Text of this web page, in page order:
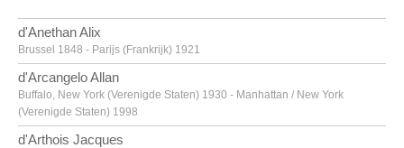
d'Anethan Alix
Brussel 1848 - Parijs (Frankrijk) 1921
d'Arcangelo Allan
Buffalo, New York (Verenigde Staten) 1930 - Manhattan / New York
(Verenigde Staten) 1998
d'Arthois Jacques